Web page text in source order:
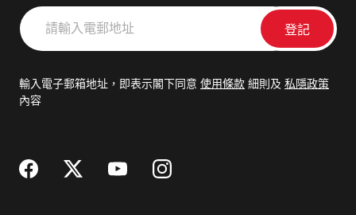
請
輸
郵
輸入電子郵箱地址，即表示閣下同意 使用條款 細則及 私隱政策
內容